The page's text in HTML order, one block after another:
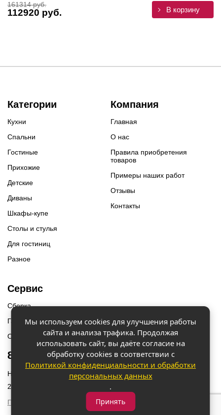
161314 руб.
112920 руб. В корзину
Категории
Кухни
Спальни
Гостиные
Прихожие
Детские
Диваны
Шкафы-купе
Столы и стулья
Для гостиниц
Разное
Компания
Главная
О нас
Правила приобретения
товаров
Примеры наших работ
Отзывы
Контакты
Сервис
Сборка
Гарантии
Оплата и доставка
8 (918) 087-12-00
Наш адрес: г. Краснодар, ул. Бородинская 156/9
2023 © «Мебель 2x2» Все права защищены
Политика конфиденциальности
Мы используем cookies для улучшения работы
сайта и анализа трафика. Продолжая
использовать сайт, вы даёте согласие на
обработку cookies в соответствии с
Политикой конфиденциальности и обработки
персональных данных
.
Принять